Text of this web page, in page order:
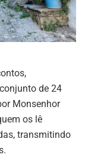
de 24
Monsenhor
os lê
transmitindo